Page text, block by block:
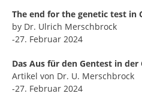
The end for the genetic test in
by Dr. Ulrich Merschbrock
-27. Februar 2024
Das Aus für den Gentest in der
Artikel von Dr. U. Merschbrock
-27. Februar 2024